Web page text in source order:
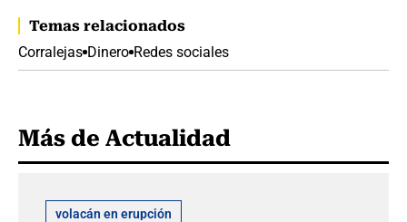
Temas relacionados
Corralejas Dinero Redes sociales
Más de Actualidad
volacán en erupción